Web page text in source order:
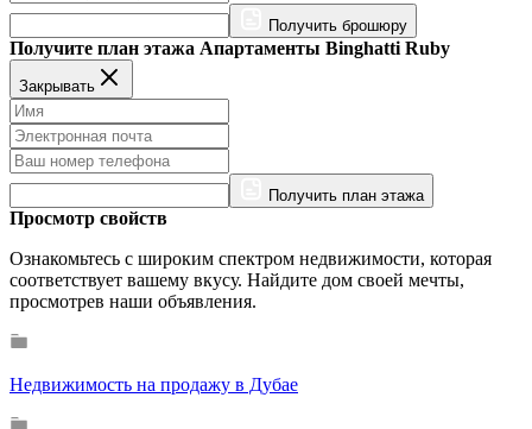
Получить брошюру
Получите план этажа Апартаменты Binghatti Ruby
Закрывать
Получить план этажа
Просмотр свойств
Ознакомьтесь с широким спектром недвижимости, которая
соответствует вашему вкусу. Найдите дом своей мечты,
просмотрев наши объявления.
Недвижимость на продажу в Дубае